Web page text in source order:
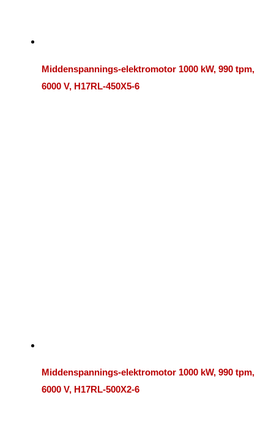
Middenspannings-elektromotor 1000 kW, 990 tpm,
6000 V, H17RL-450X5-6
Middenspannings-elektromotor 1000 kW, 990 tpm,
6000 V, H17RL-500X2-6